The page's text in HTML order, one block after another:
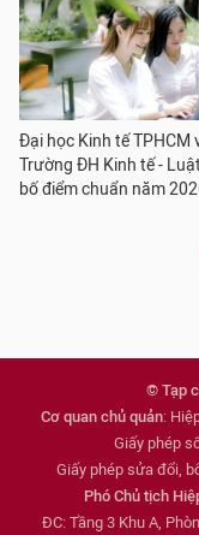
Đại học Kinh tế TPHCM
Trường ĐH Kinh tế -
bố điểm chuẩn năm
© Tạp
Cơ quan chủ quản:
Giấy phép
Giấy phép sửa đổi,
Phó Chủ tịch
ĐC: Tầng 3 Khu A,